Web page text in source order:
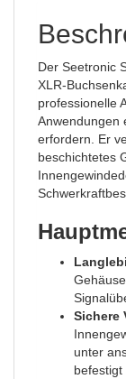
Der Seetronic
XLR-
professionelle
Anwendungen
erfordern. Er
beschichtetes
Sichere
unter
befestigt